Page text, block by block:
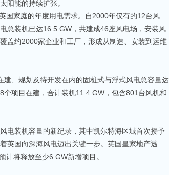
阳能的持续扩张。
国家庭的年度用电需求。自2000年仅有的12台风
总装机已达16.5 GW，共建成46座风电场，安装风
盖约2000家企业和工厂，形成从制造、安装到运维
、规划及待开发在内的固桩式与浮式风电总容量达
项目在建，合计装机11.4 GW，包含801台风机和
电装机容量的新纪录，其中凯尔特海区域首次授予
英国向深海风电迈出关键一步。英国皇家地产透
计将释放至少6 GW新增项目。